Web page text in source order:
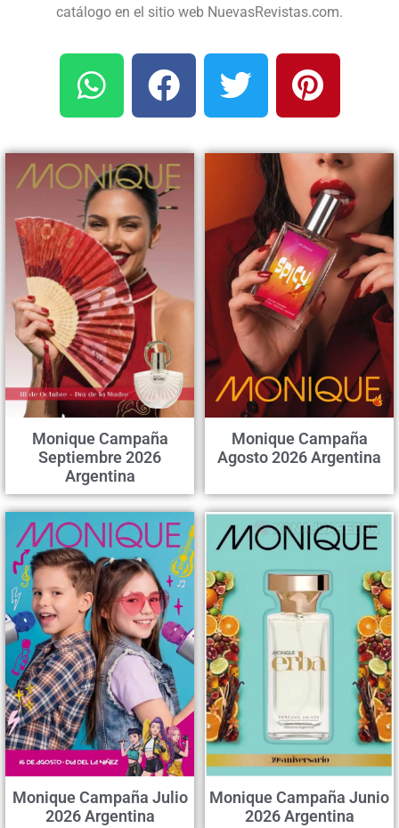
catálogo en el sitio web NuevasRevistas.com.
Monique Campaña
Septiembre 2026
Argentina
Monique Campaña
Agosto 2026 Argentina
Monique Campaña Julio
2026 Argentina
Monique Campaña Junio
2026 Argentina